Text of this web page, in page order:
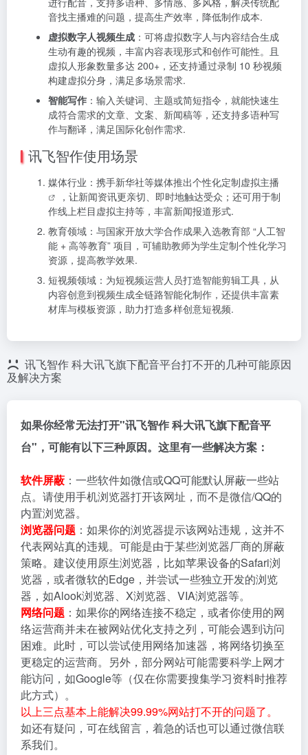
音找主播难的问题，提高生产效率，降低制作成本.
虚拟数字人视频生成 ：可将虚拟数字人与内容结合生成
生动有趣的视频，丰富内容表现形式和创作可能性。且
虚拟人形象数量多达 200+，还支持通过录制 10 秒视频
构建虚拟分身，满足多场景需求.
智能写作 ：输入关键词、主题或简短指令，就能快速生
成符合需求的文章、文案、新闻稿等，还支持多语种写
作与翻译，满足国际化创作需求.
讯飞智作使用场景
媒体行业：携手新华社等媒体推出个性化定制虚拟主播
，让新闻资讯更亲切、即时地触达受众；还可用于制
作线上栏目虚拟主持等，丰富新闻报道形式.
教育领域：与国家开放大学合作成果入选教育部 “人工智
能 + 高等教育” 项目，可辅助教师为学生定制个性化学习
资源，提高教学效果.
短视频领域：为短视频运营人员打造智能剪辑工具，从
内容创意到视频生成全链路智能化制作，还提供丰富素
材库与模板资源，助力打造多样创意短视频.
讯飞智作 科大讯飞旗下配音平台打不开的几种可能原因
及解决方案
如果你经常无法打开"讯飞智作 科大讯飞旗下配音平
台"，可能有以下三种原因。这里有一些解决方案：
软件屏蔽 ：一些软件如微信或QQ可能默认屏蔽一些站
点。请使用手机浏览器打开该网址，而不是微信/QQ的
内置浏览器。
浏览器问题 ：如果你的浏览器提示该网站违规，这并不
代表网站真的违规。可能是由于某些浏览器厂商的屏蔽
策略。建议使用原生浏览器，比如苹果设备的Safari浏
览器，或者微软的Edge，并尝试一些独立开发的浏览
器，如Alook浏览器、X浏览器、VIA浏览器等。
网络问题 ：如果你的网络连接不稳定，或者你使用的网
络运营商并未在被网站优化支持之列，可能会遇到访问
困难。此时，可以尝试使用网络加速器，将网络切换至
更稳定的运营商。另外，部分网站可能需要科学上网才
能访问，如Google等（仅在你需要搜集学习资料时推荐
此方式）。
以上三点基本上能解决99.99%网站打不开的问题了。
如还有疑问，可在线留言，着急的话也可以通过微信联
系我们。